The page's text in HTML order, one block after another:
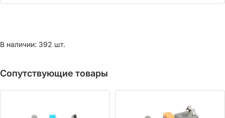
В наличии: 392 шт.
Сопутствующие товары